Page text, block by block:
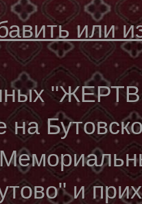
или
на
и